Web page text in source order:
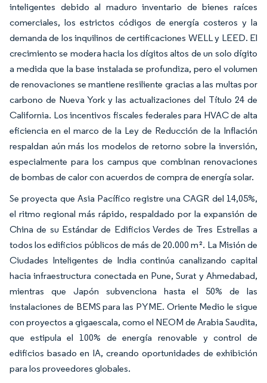
inteligentes debido al maduro inventario de bienes raíces
comerciales, los estrictos códigos de energía costeros y la
demanda de los inquilinos de certificaciones WELL y LEED. El
crecimiento se modera hacia los dígitos altos de un solo dígito
a medida que la base instalada se profundiza, pero el volumen
de renovaciones se mantiene resiliente gracias a las multas por
carbono de Nueva York y las actualizaciones del Título 24 de
California. Los incentivos fiscales federales para HVAC de alta
eficiencia en el marco de la Ley de Reducción de la Inflación
respaldan aún más los modelos de retorno sobre la inversión,
especialmente para los campus que combinan renovaciones
de bombas de calor con acuerdos de compra de energía solar.
Se proyecta que Asia Pacífico registre una CAGR del 14,05%,
el ritmo regional más rápido, respaldado por la expansión de
China de su Estándar de Edificios Verdes de Tres Estrellas a
todos los edificios públicos de más de 20.000 m². La Misión de
Ciudades Inteligentes de India continúa canalizando capital
hacia infraestructura conectada en Pune, Surat y Ahmedabad,
mientras que Japón subvenciona hasta el 50% de las
instalaciones de BEMS para las PYME. Oriente Medio le sigue
con proyectos a gigaescala, como el NEOM de Arabia Saudita,
que estipula el 100% de energía renovable y control de
edificios basado en IA, creando oportunidades de exhibición
para los proveedores globales.